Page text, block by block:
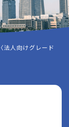
〈法人向けグレード